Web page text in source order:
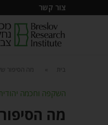
צור קשר
בית מה הסיפור
השקפה וחכמה
מה